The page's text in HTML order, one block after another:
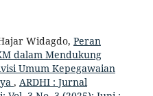
Widagdo, Peran
dalam Mendukung
Umum Kepegawaian
, ARDHI : Jurnal